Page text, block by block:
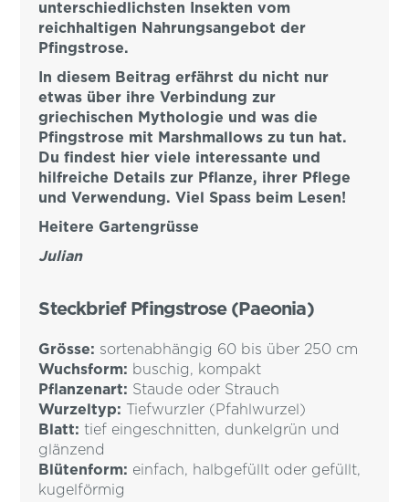
unterschiedlichsten Insekten vom
reichhaltigen Nahrungsangebot der
Pfingstrose.
In diesem Beitrag erfährst du nicht nur
etwas über ihre Verbindung zur
griechischen Mythologie und was die
Pfingstrose mit Marshmallows zu tun hat.
Du findest hier viele interessante und
hilfreiche Details zur Pflanze, ihrer Pflege
und Verwendung. Viel Spass beim Lesen!
Heitere Gartengrüsse
Julian
Steckbrief Pfingstrose (Paeonia)
Grösse: sortenabhängig 60 bis über 250 cm
Wuchsform: buschig, kompakt
Pflanzenart: Staude oder Strauch
Wurzeltyp:
Tiefwurzler (Pfahlwurzel)
Blatt:tief eingeschnitten, dunkelgrün und
glänzend
Blütenform: einfach, halbgefüllt oder gefüllt,
kugelförmig